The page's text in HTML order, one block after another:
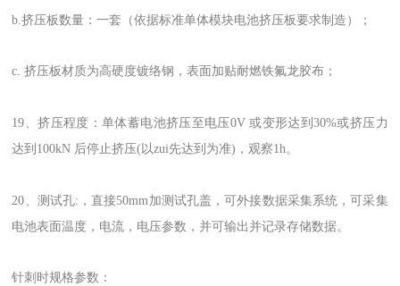
b.挤压板数量：一套（依据标准单体模块电池挤压板要求制造）；
c. 挤压板材质为高硬度镀络钢，表面加贴耐燃铁氟龙胶布；
19、挤压程度：单体蓄电池挤压至电压0V 或变形达到30%或挤压力
达到100kN 后停止挤压(以zui先达到为准)，观察1h。
20、测试孔:，直接50mm加测试孔盖，可外接数据采集系统，可采集
电池表面温度，电流，电压参数，并可输出并记录存储数据。
针刺时规格参数：